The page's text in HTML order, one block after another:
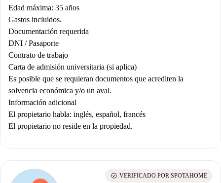
Edad máxima: 35 años
Gastos incluidos.
Documentación requerida
DNI / Pasaporte
Contrato de trabajo
Carta de admisión universitaria (si aplica)
Es posible que se requieran documentos que acrediten la
solvencia económica y/o un aval.
Información adicional
El propietario habla: inglés, español, francés
El propietario no reside en la propiedad.
check_circle VERIFICADO POR SPOTAHOME